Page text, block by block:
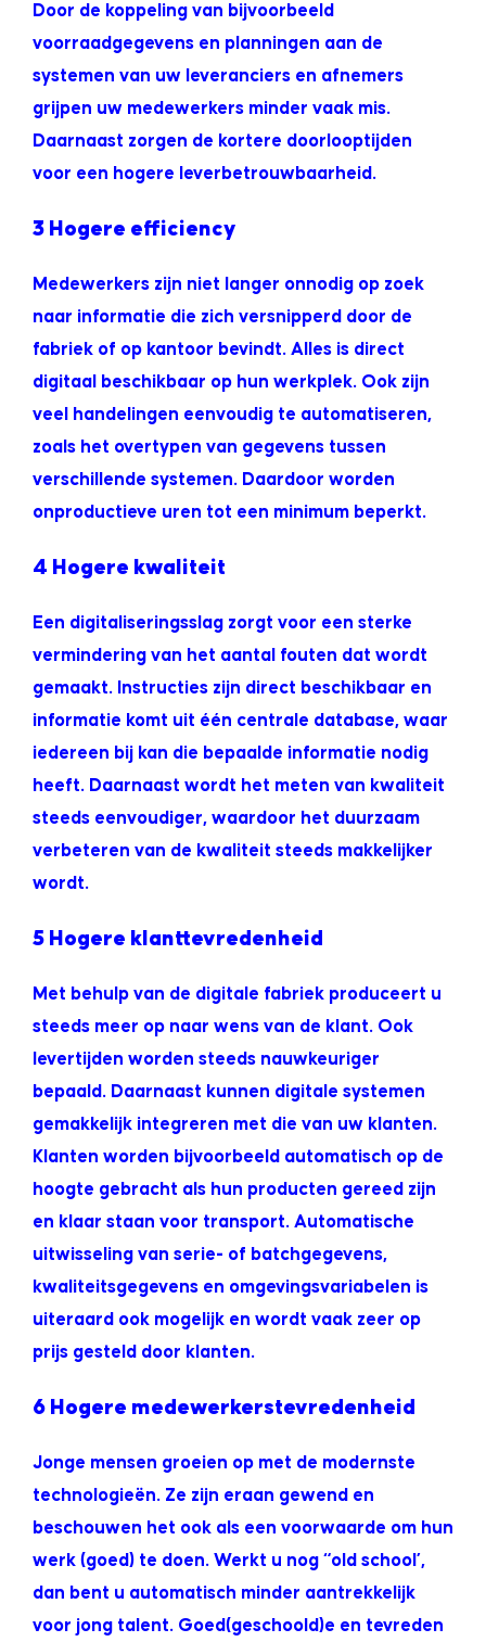
Door de koppeling van bijvoorbeeld
voorraadgegevens en planningen aan de
systemen van uw leveranciers en afnemers
grijpen uw medewerkers minder vaak mis.
Daarnaast zorgen de kortere doorlooptijden
voor een hogere leverbetrouwbaarheid.
3 Hogere efficiency
Medewerkers zijn niet langer onnodig op zoek
naar informatie die zich versnipperd door de
fabriek of op kantoor bevindt. Alles is direct
digitaal beschikbaar op hun werkplek. Ook zijn
veel handelingen eenvoudig te automatiseren,
zoals het overtypen van gegevens tussen
verschillende systemen. Daardoor worden
onproductieve uren tot een minimum beperkt.
4 Hogere kwaliteit
Een digitaliseringsslag zorgt voor een sterke
vermindering van het aantal fouten dat wordt
gemaakt. Instructies zijn direct beschikbaar en
informatie komt uit één centrale database, waar
iedereen bij kan die bepaalde informatie nodig
heeft. Daarnaast wordt het meten van kwaliteit
steeds eenvoudiger, waardoor het duurzaam
verbeteren van de kwaliteit steeds makkelijker
wordt.
5 Hogere klanttevredenheid
Met behulp van de digitale fabriek produceert u
steeds meer op naar wens van de klant. Ook
levertijden worden steeds nauwkeuriger
bepaald. Daarnaast kunnen digitale systemen
gemakkelijk integreren met die van uw klanten.
Klanten worden bijvoorbeeld automatisch op de
hoogte gebracht als hun producten gereed zijn
en klaar staan voor transport. Automatische
uitwisseling van serie- of batchgegevens,
kwaliteitsgegevens en omgevingsvariabelen is
uiteraard ook mogelijk en wordt vaak zeer op
prijs gesteld door klanten.
6 Hogere medewerkerstevredenheid
Jonge mensen groeien op met de modernste
technologieën. Ze zijn eraan gewend en
beschouwen het ook als een voorwaarde om hun
werk (goed) te doen. Werkt u nog “old school’,
dan bent u automatisch minder aantrekkelijk
voor jong talent. Goed(geschoold)e en tevreden